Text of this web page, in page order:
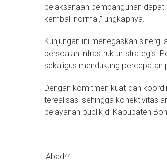
pelaksanaan pembangunan
kembali normal,” ungkapnya.
Kunjungan ini menegaskan
persoalan infrastruktur strategis.
sekaligus mendukung
Dengan komitmen kuat dan
terealisasi sehingga konektivitas
pelayanan publik di Kabupaten
|Abad⁷⁷